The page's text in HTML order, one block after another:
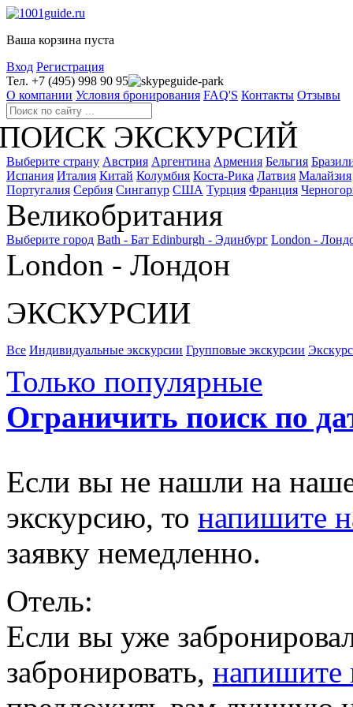
Ваша корзина пуста
Вход Регистрация
Тел. +7 (495) 998 90 95
guide-park
О компании Условия бронирования FAQ'S Контакты Отзывы
ЭКСКУРСИЙ
Выберите страну Австрия Аргентина Армения Бельгия
Испания Италия Китай Колумбия Коста-Рика Латвия Малайзия
Португалия Сербия Сингапур США Турция Франция
Великобритания
Выберите город Bath - Бат Edinburgh - Эдинбург London -
London - Лондон
ЭКСКУРСИИ
Все Индивидуальные экскурсии Групповые экскурсии
Только популярные
Ограничить поиск по
Если вы не нашли на
экскурсию, то напишите
заявку немедленно.
Отель:
Если вы уже
забронировать, напишите